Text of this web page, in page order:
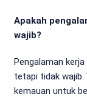
Apakah
wajib?
Pengalaman
tetapi tidak wajib.
kemauan untuk